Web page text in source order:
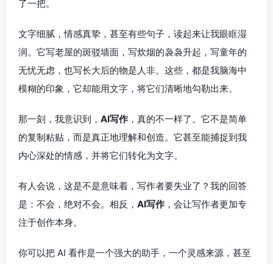
了一把。
文字细腻，情感真挚，甚至有些句子，读起来让我眼眶湿
润。它写老屋的斑驳墙面，写炊烟的袅袅升起，写童年的
无忧无虑，也写长大后的物是人非。这些，都是我脑海中
模糊的印象，它却能用文字，将它们清晰地勾勒出来。
那一刻，我意识到， AI写作 ，真的不一样了。它不是简单
的复制粘贴，而是真正地理解和创造。它甚至能捕捉到我
内心深处的情感，并将它们转化为文字。
有人会说，这是不是意味着，写作者要失业了？我的回答
是：不会，绝对不会。相反， AI写作 ，会让写作者更加专
注于创作本身。
你可以把 AI 看作是一个强大的助手，一个灵感来源，甚至